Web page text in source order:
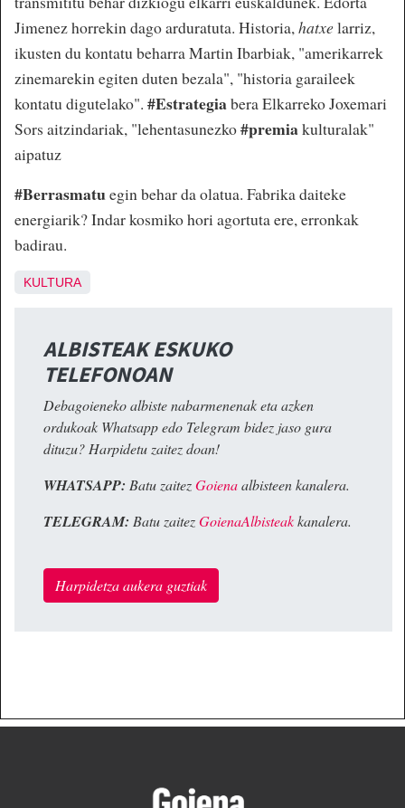
Jimenez horrekin dago arduratuta. Historia,hatxelarriz,
ikusten du kontatu beharra Martin Ibarbiak, "amerikarrek
zinemarekin egiten duten bezala", "historia garaileek
kontatu digutelako". #Estrategiabera Elkarreko Joxemari
Sors aitzindariak, "lehentasunezko#premiakulturalak"
aipatuz
#Berrasmatuegin behar da olatua. Fabrika daiteke
energiarik? Indar kosmiko hori agortuta ere, erronkak
badirau.
KULTURA
ALBISTEAK ESKUKO
TELEFONOAN
Debagoieneko albiste nabarmenenak eta azken
ordukoak Whatsapp edo Telegram bidez jaso gura
dituzu? Harpidetu zaitez doan!
WHATSAPP: Batu zaitezGoienaalbisteen kanalera.
TELEGRAM: Batu zaitezGoienaAlbisteakkanalera.
Harpidetza aukera guztiak